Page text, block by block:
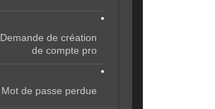
Demande de création
de compte pro
Mot de passe perdue ?